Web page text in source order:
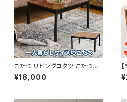
こたつ リビングコタツ こたつテ
ーブル カジュアルコタツ ローテ
ーブル リビングテーブル 木製
¥18,000